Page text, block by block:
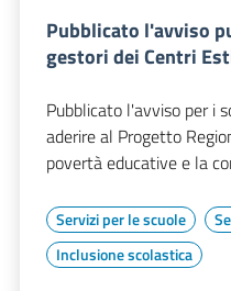
Pubblicato l'avviso
gestori dei Centri
Pubblicato l'avviso per i
aderire al Progetto
povertà educative e la
Servizi per le scuole
Inclusione scolastica